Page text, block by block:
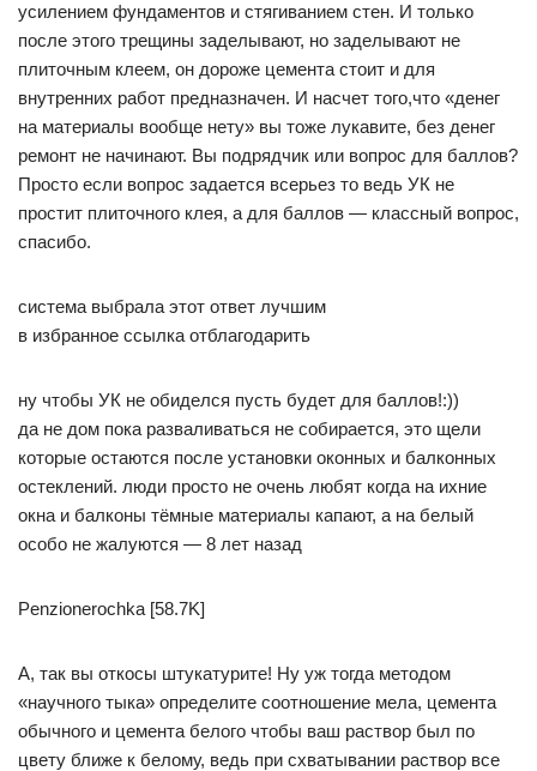
усилением фундаментов и стягиванием стен. И только
после этого трещины заделывают, но заделывают не
плиточным клеем, он дороже цемента стоит и для
внутренних работ предназначен. И насчет того,что «денег
на материалы вообще нету» вы тоже лукавите, без денег
ремонт не начинают. Вы подрядчик или вопрос для баллов?
Просто если вопрос задается всерьез то ведь УК не
простит плиточного клея, а для баллов — классный вопрос,
спасибо.
система выбрала этот ответ лучшим
в избранное ссылка отблагодарить
ну чтобы УК не обиделся пусть будет для баллов!:))
да не дом пока разваливаться не собирается, это щели
которые остаются после установки оконных и балконных
остеклений. люди просто не очень любят когда на ихние
окна и балконы тёмные материалы капают, а на белый
особо не жалуются — 8 лет назад
Penzionerochka [58.7K]
А, так вы откосы штукатурите! Ну уж тогда методом
«научного тыка» определите соотношение мела, цемента
обычного и цемента белого чтобы ваш раствор был по
цвету ближе к белому, ведь при схватывании раствор все